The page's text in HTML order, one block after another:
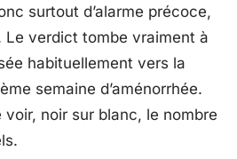
surtout d’alarme précoce,
Le verdict tombe vraiment à
habituellement vers la
semaine d’aménorrhée.
voir, noir sur blanc, le nombre